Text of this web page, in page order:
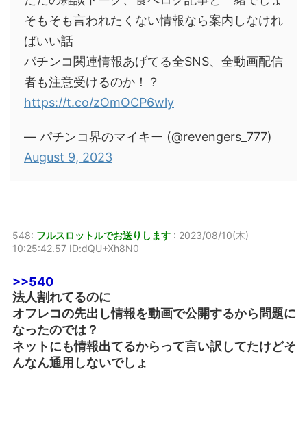
そもそも言われたくない情報なら案内しなけれ
ばいい話
パチンコ関連情報あげてる全SNS、全動画配信
者も注意受けるのか！？
https://t.co/zOmOCP6wly
— パチンコ界のマイキー (@revengers_777)
August 9, 2023
548: フルスロットルでお送りします : 2023/08/10(木)
10:25:42.57 ID:dQU+Xh8N0
>>540
法人割れてるのに
オフレコの先出し情報を動画で公開するから問題に
なったのでは？
ネットにも情報出てるからって言い訳してたけどそ
んなん通用しないでしょ